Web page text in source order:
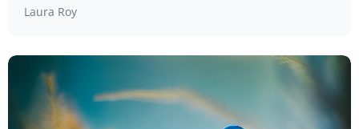
Laura Roy